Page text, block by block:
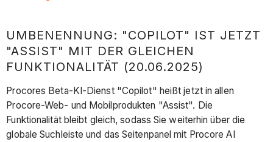
UMBENENNUNG: "COPILOT" IST JETZT
"ASSIST" MIT DER GLEICHEN
FUNKTIONALITÄT (20.06.2025)
Procores Beta-KI-Dienst "Copilot" heißt jetzt in allen
Procore-Web- und Mobilprodukten "Assist". Die
Funktionalität bleibt gleich, sodass Sie weiterhin über die
globale Suchleiste und das Seitenpanel mit Procore AI